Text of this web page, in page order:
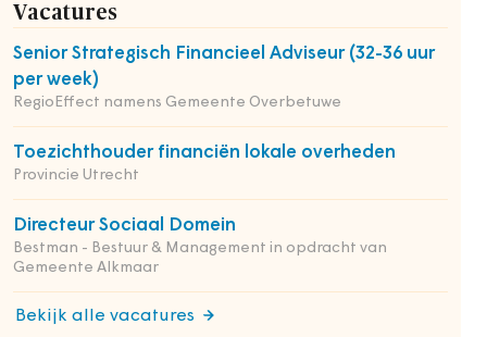
Vacatures
Senior Strategisch Financieel Adviseur (32-36 uur
per week)
RegioEffect namens Gemeente Overbetuwe
Toezichthouder financiën lokale overheden
Provincie Utrecht
Directeur Sociaal Domein
Bestman - Bestuur & Management in opdracht van
Gemeente Alkmaar
Bekijk alle vacatures